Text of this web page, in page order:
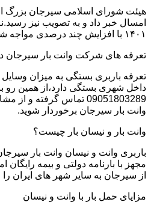
هیئت شورای اسلامی سیرجان بزرگ
امسال خبر داد و به تصویب نیز
۱۴۰۱ با افزایش چند درصدی مواجه شد.
تعرفه های شرکت وانت بار سیرجان در سال ۱۴۰۱
تعرفه باربری بستگی به میزان
داخل شهری بستگی دارد،از همین
09051803289 تماس
وانت بار سیرجان برخوردار شوید.
وانت بار و نیسان بار چیست؟
باربری وانت و نیسان وانت بار
مجهز با بارنامه دولتی و بیمه رایگان
از سیرجان به سایر شهر های ایران
مزایای حمل بار با وانت و نیسان